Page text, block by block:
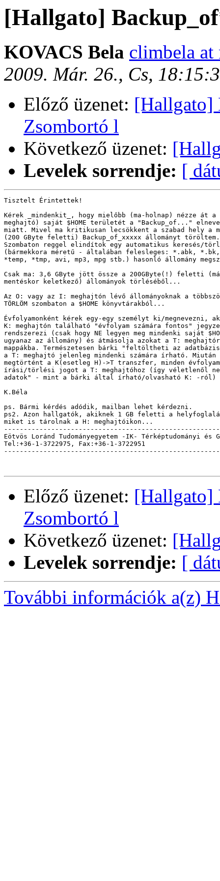
[Hallgato]
KOVACS Bela climbela at
2009. Már. 26., Cs,
Előző üzenet: [Hallgato]
Zsombortó l
Következő üzenet:
Levelek sorrendje: [
Tisztelt Érintettek!
Kérek _mindenkit_, hogy mielőbb (ma-holnap) nézze át
meghajtó) saját $HOME területét a "Backup_of..."
miatt. Mivel ma kritikusan lecsökkent a szabad hely a
(200 GByte feletti) Backup_of_xxxxx állományt töröltem.
Szombaton reggel elindítok egy automatikus keresés/
(bármekkora méretű - általában felesleges: *.abk,
*temp, *tmp, avi, mp3, mpg stb.) hasonló állomány
Csak ma: 3,6 GByte jött össze a 200GByte(!) feletti
mentéskor keletkező) állományok törléséből...
Az O: vagy az I: meghajtón lévő állományoknak a
TÖRLÖM szombaton a $HOME könyvtárakból...
Évfolyamonként kérek egy-egy személyt ki/
K: meghajtón található "évfolyam számára fontos"
rendszerezi (csak hogy NE legyen meg mindenki saját
ugyanaz az állomány) és átmásolja azokat a T:
mappákba. Természetesen bárki "feltöltheti az
a T: meghajtó jelenleg mindenki számára írható.
megtörtént a K(esetleg H)->T transzfer, minden
írási/törlési jogot a T: meghajtóhoz (így véletlenől
adatok" - mint a bárki által írható/olvasható K: -ról)
K.Béla
ps. Bármi kérdés adódik, mailban lehet kérdezni.
ps2. Azon hallgatók, akiknek 1 GB feletti a
miket is tárolnak a H: meghajtóikon...
Eötvös Loránd Tudományegyetem -IK- Térképtudományi és
Tel:+36-1-3722975, Fax:+36-1-3722951
Előző üzenet: [Hallgato]
Zsombortó l
Következő üzenet:
Levelek sorrendje: [
További információk a(z)